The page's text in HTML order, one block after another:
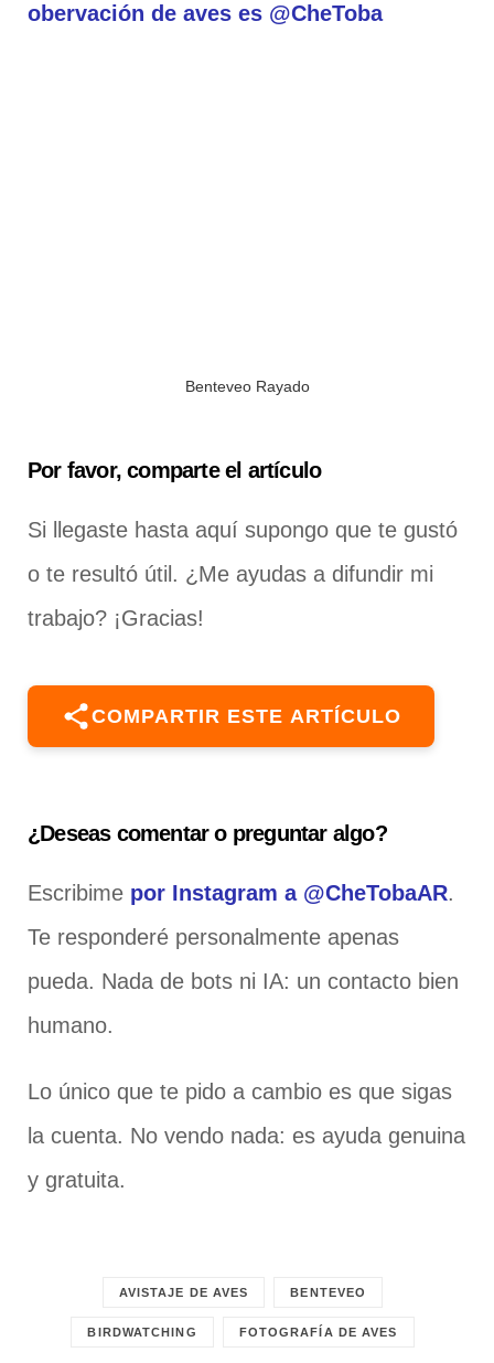
obervación de aves es @CheToba
Benteveo Rayado
Por favor, comparte el artículo
Si llegaste hasta aquí supongo que te gustó
o te resultó útil. ¿Me ayudas a difundir mi
trabajo? ¡Gracias!
COMPARTIR ESTE ARTÍCULO
¿Deseas comentar o preguntar algo?
Escribime por Instagram a @CheTobaAR.
Te responderé personalmente apenas
pueda. Nada de bots ni IA: un contacto bien
humano.
Lo único que te pido a cambio es que sigas
la cuenta. No vendo nada: es ayuda genuina
y gratuita.
AVISTAJE DE AVES BENTEVEO
BIRDWATCHING FOTOGRAFÍA DE AVES